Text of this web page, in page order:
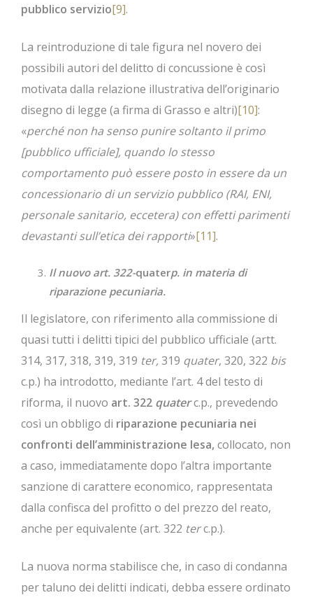
pubblico servizio[9].
La reintroduzione di tale figura nel novero dei
possibili autori del delitto di concussione è così
motivata dalla relazione illustrativa dell’originario
disegno di legge (a firma di Grasso e altri)[10]:
«perché non ha senso punire soltanto il primo
[pubblico ufficiale], quando lo stesso
comportamento può essere posto in essere da un
concessionario di un servizio pubblico (RAI, ENI,
personale sanitario, eccetera) con effetti parimenti
devastanti sull’etica dei rapporti»[11].
Il nuovo art. 322-quaterp. in materia di
riparazione pecuniaria.
Il legislatore, con riferimento alla commissione di
quasi tutti i delitti tipici del pubblico ufficiale (artt.
314, 317, 318, 319, 319 ter,319 quater, 320, 322 bis
c.p.) ha introdotto, mediante l’art. 4 del testo di
riforma, il nuovo art. 322 quaterc.p., prevedendo
così un obbligo di riparazione pecuniaria nei
confronti dell’amministrazione lesa, collocato, non
a caso, immediatamente dopo l’altra importante
sanzione di carattere economico, rappresentata
dalla confisca del profitto o del prezzo del reato,
anche per equivalente (art. 322 terc.p.).
La nuova norma stabilisce che, in caso di condanna
per taluno dei delitti indicati, debba essere ordinato